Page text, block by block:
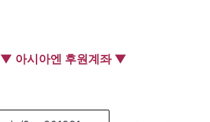
▼ 아시아엔 후원계좌 ▼